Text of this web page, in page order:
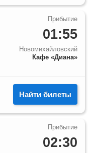
01:55
Новомихайловский
Кафе «Диана»
Найти билеты
02:30